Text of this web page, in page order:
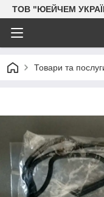
ТОВ "ЮЕЙЧЕМ
Товари та